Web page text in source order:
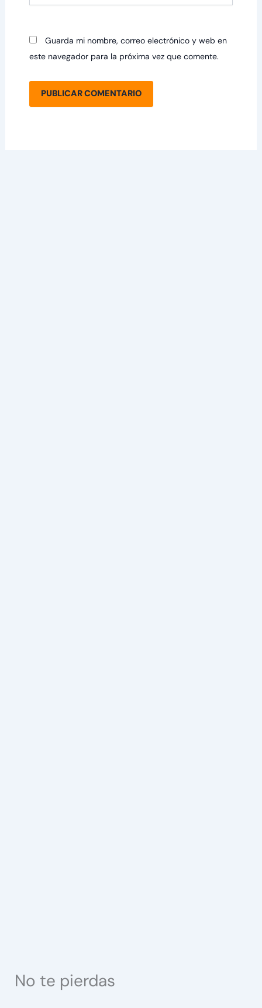
Guarda mi nombre, correo electrónico y web en
este navegador para la próxima vez que comente.
No te pierdas